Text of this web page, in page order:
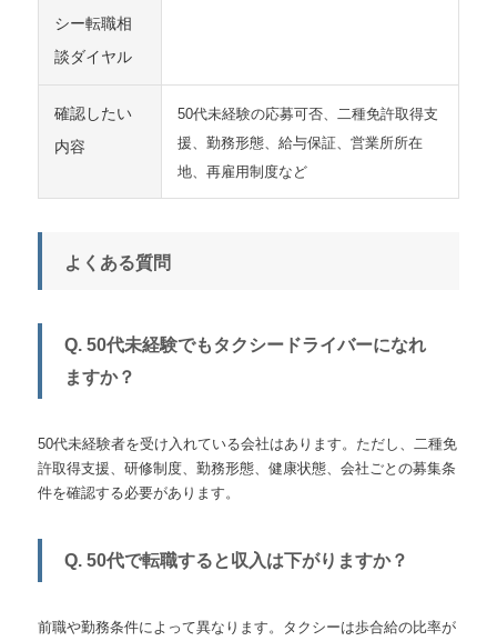
シー転職相
談ダイヤル
確認したい
内容
50代未経験の応募可否、二種免許取得支
援、勤務形態、給与保証、営業所所在
地、再雇用制度など
よくある質問
Q. 50代未経験でもタクシードライバーになれ
ますか？
50代未経験者を受け入れている会社はあります。ただし、二種免
許取得支援、研修制度、勤務形態、健康状態、会社ごとの募集条
件を確認する必要があります。
Q. 50代で転職すると収入は下がりますか？
前職や勤務条件によって異なります。タクシーは歩合給の比率が